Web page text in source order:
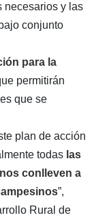
necesarios y las
conjunto
para la
permitirán
que se
plan de acción
todas las
conlleven a
”,
Rural de